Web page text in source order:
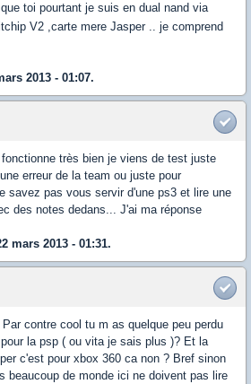
toi pourtant je suis en dual nand via
V2 ,carte mere Jasper .. je comprend
2013 - 01:07.
très bien je viens de test juste
erreur de la team ou juste pour
savez pas vous servir d'une ps3 et lire une
des notes dedans... J'ai ma réponse
mars 2013 - 01:31.
contre cool tu m as quelque peu perdu
la psp ( ou vita je sais plus )? Et la
c'est pour xbox 360 ca non ? Bref sinon
beaucoup de monde ici ne doivent pas lire